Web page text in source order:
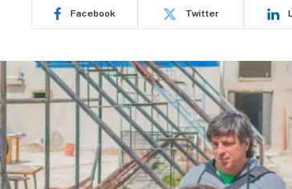
Facebook Twitter